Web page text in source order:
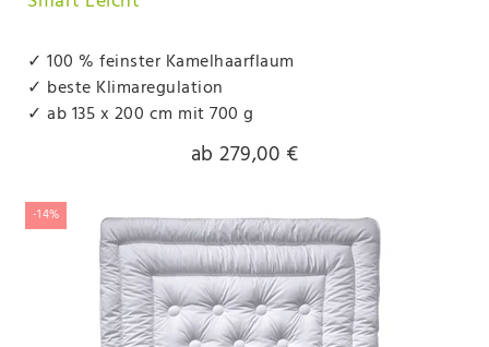
✓ 100 % feinster Kamelhaarflaum
✓ beste Klimaregulation
✓ ab 135 x 200 cm mit 700 g
ab 279,00 €
-14%